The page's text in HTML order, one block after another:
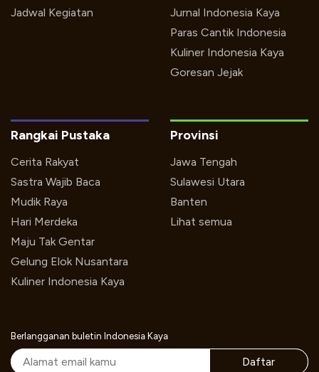
Jurnal Indonesia Kaya
Paras Cantik Indonesia
Kuliner Indonesia Kaya
Goresan Jejak
Jadwal Kegiatan
Rangkai Pustaka
Cerita Rakyat
Sastra Wajib Baca
Mudik Raya
Hari Merdeka
Maju Tak Gentar
Gelung Elok Nusantara
Kuliner Indonesia Kaya
Provinsi
Jawa Tengah
Sulawesi Utara
Banten
Lihat semua
Berlangganan buletin Indonesia Kaya
Daftar